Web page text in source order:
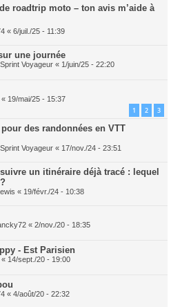
roadtrip moto – ton avis m’aide à
« 6/juil./25 - 11:39
une journée
Voyageur « 1/juin/25 - 22:20
« 19/mai/25 - 15:37
1 2 3
des randonnées en VTT
Voyageur « 17/nov./24 - 23:51
un itinéraire déjà tracé : lequel
« 19/févr./24 - 10:38
« 2/nov./20 - 18:35
- Est Parisien
« 14/sept./20 - 19:00
« 4/août/20 - 22:32